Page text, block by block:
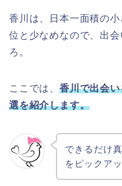
香川は、日本一面積の
位と少なめなので、出
ろ。
ここでは、 香川で出会
選を紹介します。
できるだけ
をピックア